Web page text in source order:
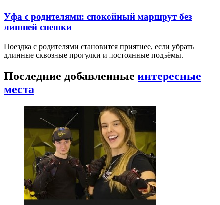
Уфа с родителями: спокойный маршрут без
лишней спешки
Поездка с родителями становится приятнее, если убрать
длинные сквозные прогулки и постоянные подъёмы.
Последние добавленные интересные
места